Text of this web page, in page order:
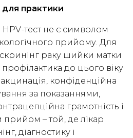
практики
HPV-тест не є символом
прийому. Для
раку шийки матки
профілактика до цього віку
конфіденційна
за показаннями,
грамотність і
– той, де лікар
діагностику і